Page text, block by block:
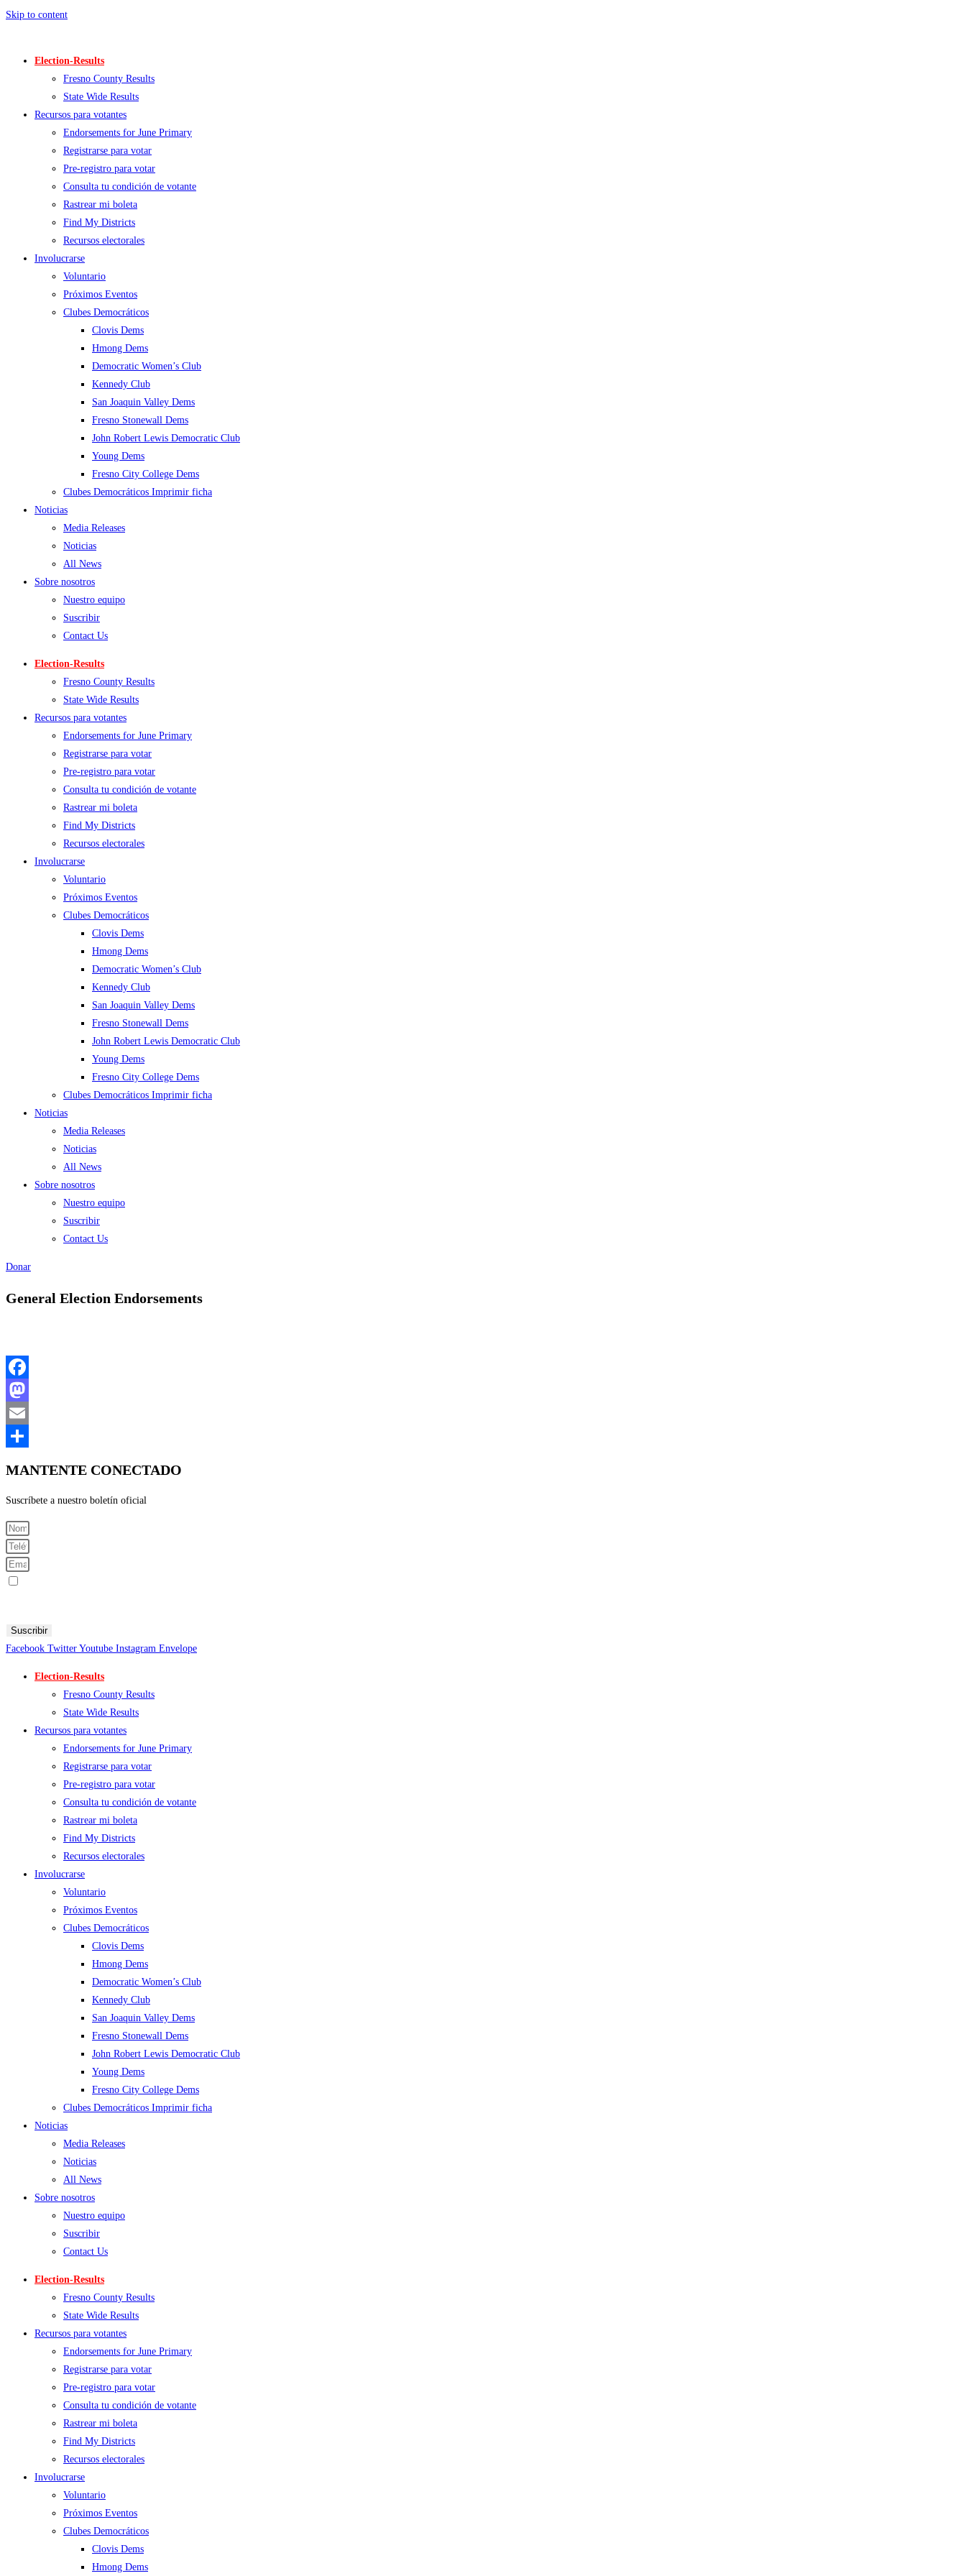
Skip to content
Election-Results
Fresno County Results
State Wide Results
Recursos para votantes
Endorsements for June Primary
Registrarse para votar
Pre-registro para votar
Consulta tu condición de votante
Rastrear mi boleta
Find My Districts
Recursos electorales
Involucrarse
Voluntario
Próximos Eventos
Clubes Democráticos
Clovis Dems
Hmong Dems
Democratic Women’s Club
Kennedy Club
San Joaquin Valley Dems
Fresno Stonewall Dems
John Robert Lewis Democratic Club
Young Dems
Fresno City College Dems
Clubes Democráticos Imprimir ficha
Noticias
Media Releases
Noticias
All News
Sobre nosotros
Nuestro equipo
Suscribir
Contact Us
Election-Results
Fresno County Results
State Wide Results
Recursos para votantes
Endorsements for June Primary
Registrarse para votar
Pre-registro para votar
Consulta tu condición de votante
Rastrear mi boleta
Find My Districts
Recursos electorales
Involucrarse
Voluntario
Próximos Eventos
Clubes Democráticos
Clovis Dems
Hmong Dems
Democratic Women’s Club
Kennedy Club
San Joaquin Valley Dems
Fresno Stonewall Dems
John Robert Lewis Democratic Club
Young Dems
Fresno City College Dems
Clubes Democráticos Imprimir ficha
Noticias
Media Releases
Noticias
All News
Sobre nosotros
Nuestro equipo
Suscribir
Contact Us
Donar
General Election Endorsements
Facebook
Mastodon
Email
MANTENTE CONECTADO
Suscríbete a nuestro boletín oficial
Suscribir
Facebook Twitter Youtube Instagram Envelope
Election-Results
Fresno County Results
State Wide Results
Recursos para votantes
Endorsements for June Primary
Registrarse para votar
Pre-registro para votar
Consulta tu condición de votante
Rastrear mi boleta
Find My Districts
Recursos electorales
Involucrarse
Voluntario
Próximos Eventos
Clubes Democráticos
Clovis Dems
Hmong Dems
Democratic Women’s Club
Kennedy Club
San Joaquin Valley Dems
Fresno Stonewall Dems
John Robert Lewis Democratic Club
Young Dems
Fresno City College Dems
Clubes Democráticos Imprimir ficha
Noticias
Media Releases
Noticias
All News
Sobre nosotros
Nuestro equipo
Suscribir
Contact Us
Election-Results
Fresno County Results
State Wide Results
Recursos para votantes
Endorsements for June Primary
Registrarse para votar
Pre-registro para votar
Consulta tu condición de votante
Rastrear mi boleta
Find My Districts
Recursos electorales
Involucrarse
Voluntario
Próximos Eventos
Clubes Democráticos
Clovis Dems
Hmong Dems